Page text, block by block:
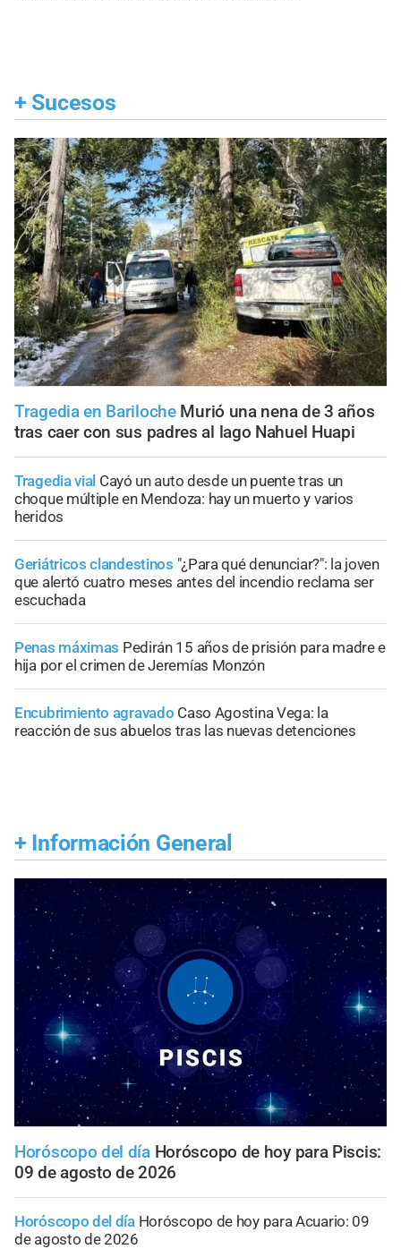
+ Sucesos
Tragedia en Bariloche Murió una nena de 3 años
tras caer con sus padres al lago Nahuel Huapi
Tragedia vial Cayó un auto desde un puente tras un
choque múltiple en Mendoza: hay un muerto y varios
heridos
Geriátricos clandestinos "¿Para qué denunciar?": la joven
que alertó cuatro meses antes del incendio reclama ser
escuchada
Penas máximas Pedirán 15 años de prisión para madre e
hija por el crimen de Jeremías Monzón
Encubrimiento agravado Caso Agostina Vega: la
reacción de sus abuelos tras las nuevas detenciones
+ Información General
Horóscopo del día Horóscopo de hoy para Piscis:
09 de agosto de 2026
Horóscopo del día Horóscopo de hoy para Acuario: 09
de agosto de 2026